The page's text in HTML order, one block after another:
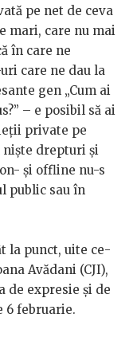
pe net de ceva
mari, care nu mai
în care ne
care ne dau la
gen „Cum ai
– e posibil să ai
private pe
niște drepturi și
și offline nu-s
public sau în
la punct, uite ce-
Avădani (CJI),
de expresie și de
6 februarie.